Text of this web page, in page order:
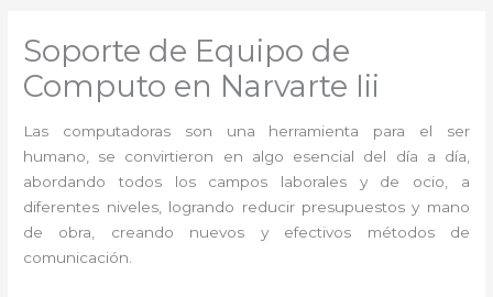
Soporte de Equipo de
Computo en Narvarte Iii
Las computadoras son una herramienta para el ser
humano, se convirtieron en algo esencial del día a día,
abordando todos los campos laborales y de ocio, a
diferentes niveles, logrando reducir presupuestos y mano
de obra, creando nuevos y efectivos métodos de
comunicación.